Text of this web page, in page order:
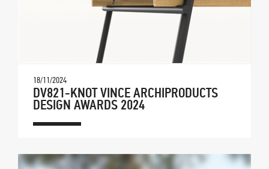
18/11/2024
DV821-KNOT VINCE ARCHIPRODUCTS
DESIGN AWARDS 2024